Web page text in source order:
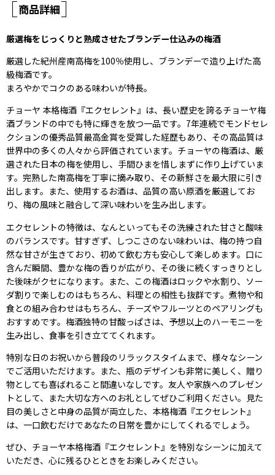
商品詳細
厳選梅をじっくりと熟成させたブランデー仕込みの梅酒
厳選した紀州産南高梅を100％使用し、ブランデーで造り上げた高
級梅酒です。
まろやかでコクのある味わいが特長。
チョーヤ 本格梅酒『エクセレント』は、長い歴史を誇るチョーヤ梅
酒ブランドの中でも特に輝きを放つ一品です。7年連続でモンドセレ
クションの優秀品質最高金賞を受賞した経歴もあり、その高品質は
世界中の多くの人々から評価されています。チョーヤの梅酒は、厳
選された日本の梅を使用し、手間ひまを惜しまずに作り上げていま
す。完熟した南高梅を丁寧に摘み取り、その新鮮さを最大限に引き
出します。また、使用するお酒は、品質の高い原酒を厳選してお
り、梅の風味と融合して深い味わいを生み出します。
エクセレントの特徴は、なんといってもその洗練された甘さと酸味
のバランスです。甘すぎず、しつこさのない味わいは、梅の持つ自
然な甘さが生きており、初めて飲む方も安心して楽しめます。口に
含んだ瞬間、豊かな梅の香りが広がり、その後に続くすっきりとし
た後味がクセになります。また、この梅酒はロックや水割り、ソー
ダ割りで楽しむのはもちろん、料理との相性も抜群です。煮物や和
食との組み合わせはもちろん、チーズやフルーツとのペアリングも
おすすめです。梅酒独特の甘酸っぱさは、予想以上のハーモニーを
生み出し、食事を引き立ててくれます。
特別な日のお祝いから普段のリラックスタイムまで、様々なシーン
でご活用いただけます。また、瓶のデザインも非常に美しく、贈り
物としても喜ばれること間違いなしです。友人や家族へのプレゼン
トとして、また大切な方へのお礼としてぜひご利用ください。見た
目の美しさと中身の品質が両立した、本格梅酒『エクセレント』
は、一口飲むだけであなたの日常を豊かにしてくれるでしょう。
ぜひ、チョーヤ本格梅酒『エクセレント』を特別なシーンに加えて
いただき、心に残るひとときをお楽しみください。